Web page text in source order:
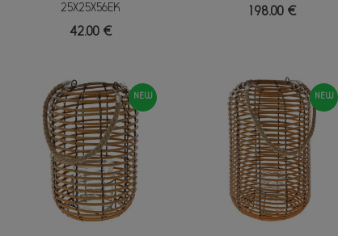
25Χ25Χ56ΕΚ
42.00 €
198.00 €
NEW NEW